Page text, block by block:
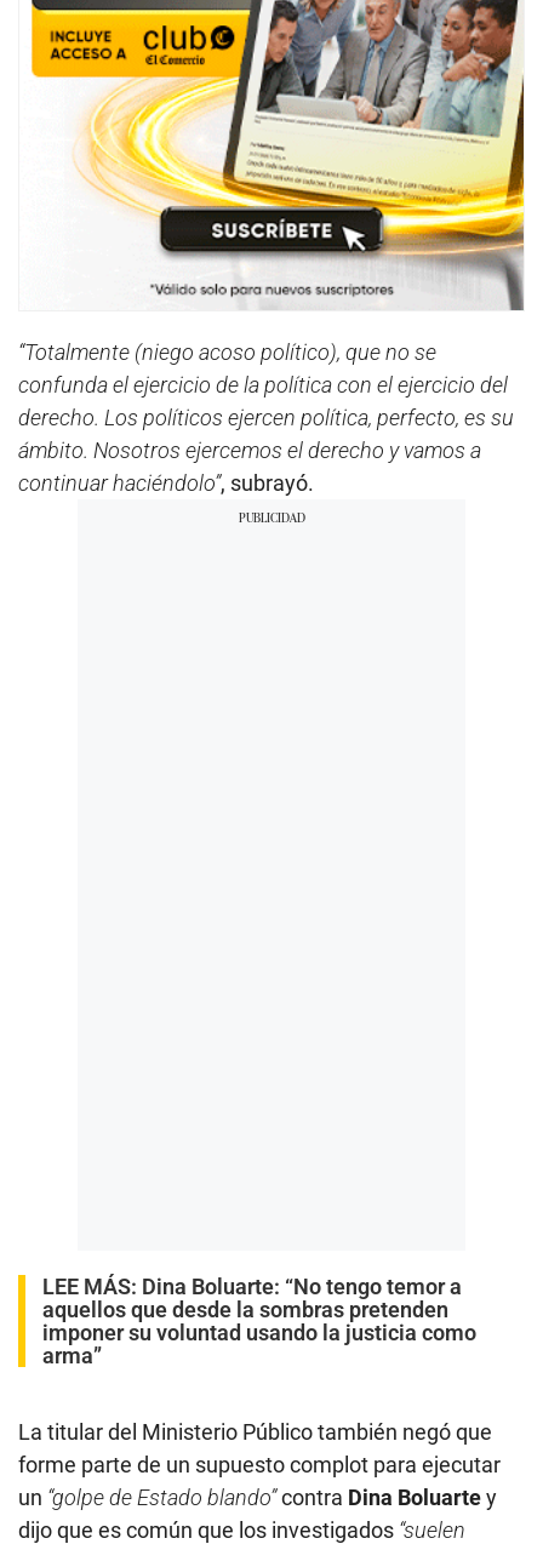
“Totalmente (niego acoso político), que no se
confunda el ejercicio de la política con el ejercicio del
derecho. Los políticos ejercen política, perfecto, es su
ámbito. Nosotros ejercemos el derecho y vamos a
continuar haciéndolo”, subrayó.
LEE MÁS: Dina Boluarte: “No tengo temor a
aquellos que desde la sombras pretenden
imponer su voluntad usando la justicia como
arma”
La titular del Ministerio Público también negó que
forme parte de un supuesto complot para ejecutar
un “golpe de Estado blando”contra Dina Boluartey
dijo que es común que los investigados “suelen